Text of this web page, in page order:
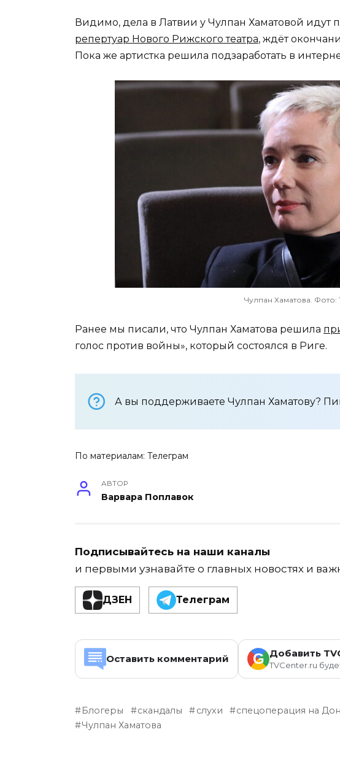
Видимо, дела в Латвии у Чулпан Хаматовой идут
репертуар Нового Рижского театра, ждёт
Пока же артистка решила подзаработать в
Чулпан Хаматова. Фото:
Ранее мы писали, что Чулпан Хаматова решила
голос против войны», который состоялся в Риге.
А вы поддерживаете Чулпан Хаматову?
По материалам: Телеграм
АВТОР
Варвара Поплавок
Подписывайтесь на наши каналы
и первыми узнавайте о главных новостях и
ДЗЕН Телеграм
Оставить комментарий G Добавить
TVCenter.ru
Блогеры скандалы слухи спецоперация на
Чулпан Хаматова